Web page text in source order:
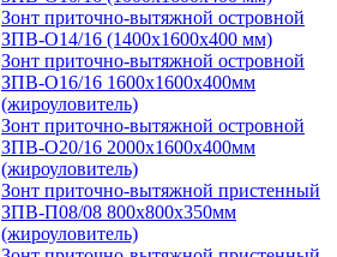
Зонт приточно-вытяжной островной
ЗПВ-О14/16 (1400х1600х400 мм)
Зонт приточно-вытяжной островной
ЗПВ-О16/16 1600х1600х400мм
(жироуловитель)
Зонт приточно-вытяжной островной
ЗПВ-О20/16 2000х1600х400мм
(жироуловитель)
Зонт приточно-вытяжной пристенный
ЗПВ-П08/08 800х800х350мм
(жироуловитель)